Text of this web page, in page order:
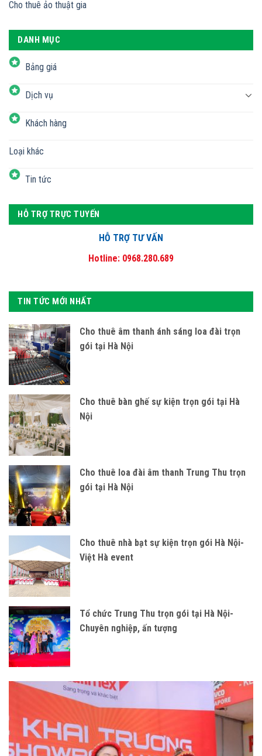
Cho thuê ảo thuật gia
DANH MỤC
Bảng giá
Dịch vụ
Khách hàng
Loại khác
Tin tức
HỖ TRỢ TRỰC TUYẾN
HỖ TRỢ TƯ VẤN
Hotline: 0968.280.689
TIN TỨC MỚI NHẤT
Cho thuê âm thanh ánh sáng loa đài trọn
gói tại Hà Nội
Cho thuê bàn ghế sự kiện trọn gói tại Hà
Nội
Cho thuê loa đài âm thanh Trung Thu trọn
gói tại Hà Nội
Cho thuê nhà bạt sự kiện trọn gói Hà Nội-
Việt Hà event
Tổ chức Trung Thu trọn gói tại Hà Nội-
Chuyên nghiệp, ấn tượng